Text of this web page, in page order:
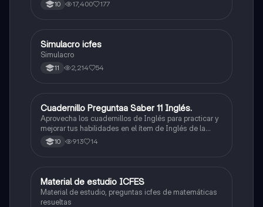
quieras, estudiar la carrera que quieres y no la que te
10 17,400 177
ICFES: Lectura Crítica
Simulacro icfes
Simulacro
11 2,214 54
ICFES: Inglés
Cuadernillo Preguntaa Saber 11 Inglés.
Aprovecha los cuadernillos de Inglés para practicar y
mejorar tus habilidades en el ítem de Inglés de la
Prueba Saber 11. 🫡
10 913 14
ICFES: Matemáticas
Material de estudio ICFES
Material de estudio, preguntas icfes de matemáticas
resueltas